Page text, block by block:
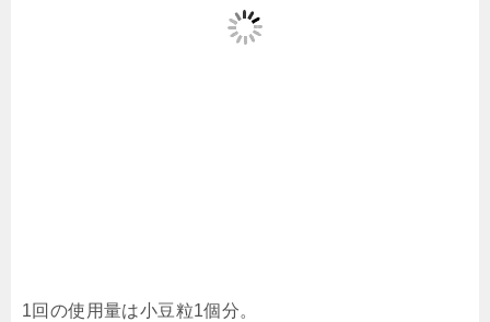
1回の使用量は小豆粒1個分。